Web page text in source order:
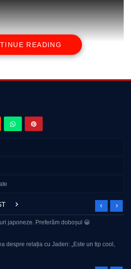
Gen (R) Virgil Bălăceanu
pentru a primi acces la beneficii:
gandul.ro/
@gandul_ro
la curent cu cele mai noi știri și opinii!
READING
japoneze. Preferăm doboșul 😀
despre relația cu Jaden: „Este un tip cool,